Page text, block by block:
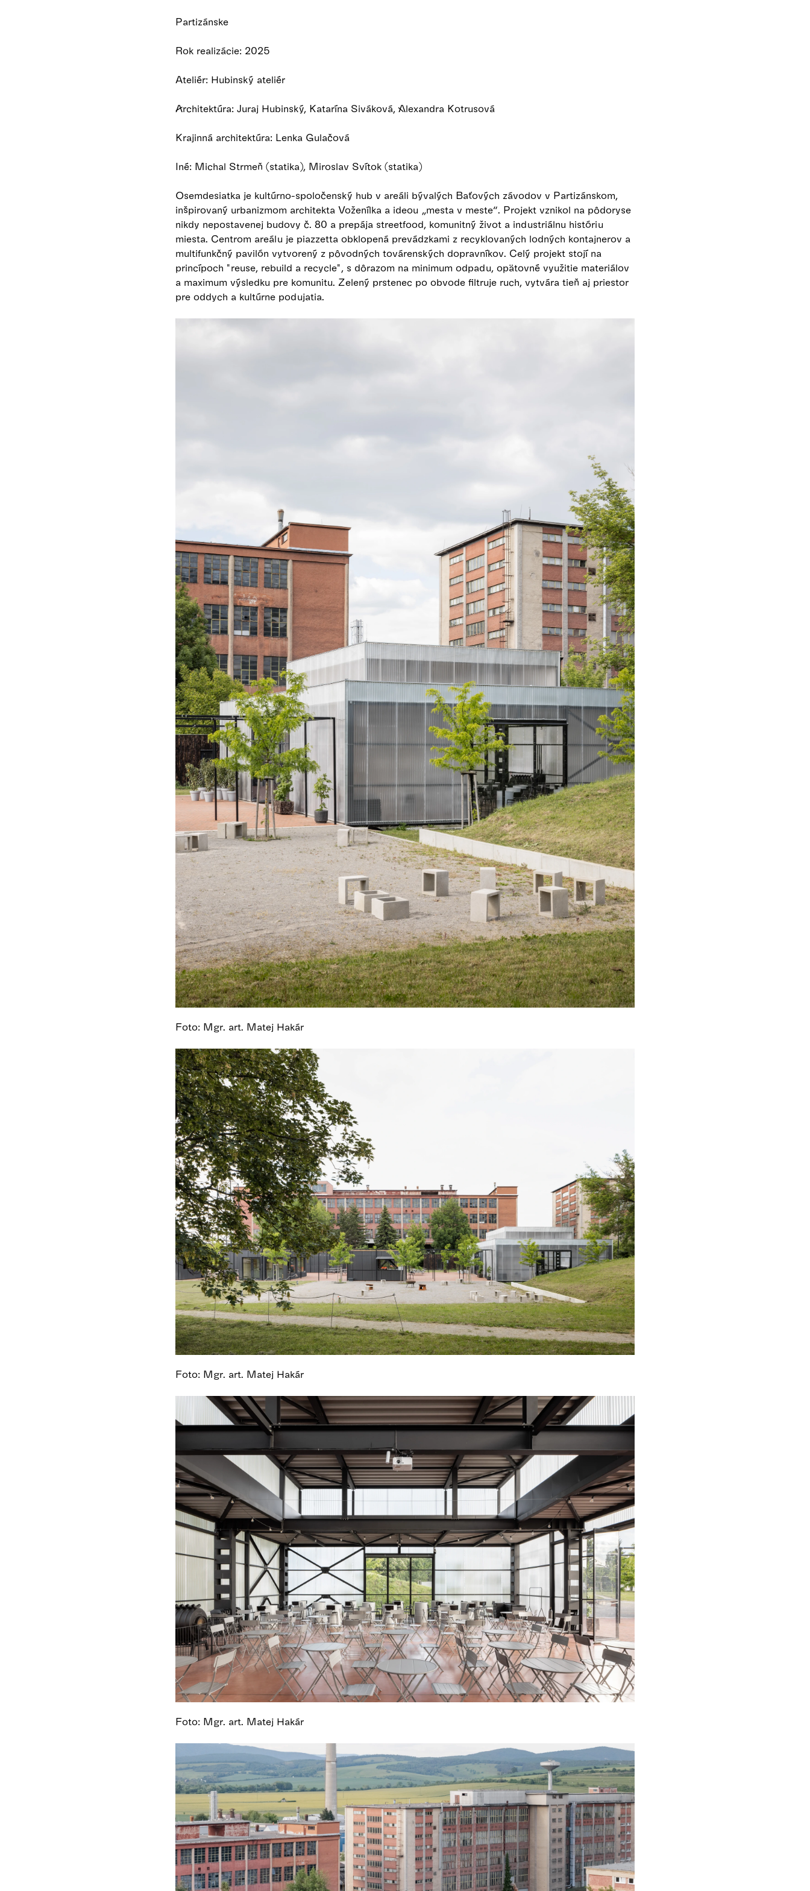
Partizánske
Rok realizácie: 2025
Ateliér: Hubinský ateliér
Architektúra: Juraj Hubinský, Katarína Siváková, Alexandra Kotrusová
Krajinná architektúra: Lenka Gulačová
Iné: Michal Strmeň (statika), Miroslav Svítok (statika)
Osemdesiatka je kultúrno-spoločenský hub v areáli bývalých Baťových závodov v Partizánskom,
inšpirovaný urbanizmom architekta Voženílka a ideou „mesta v meste“. Projekt vznikol na pôdoryse
nikdy nepostavenej budovy č. 80 a prepája streetfood, komunitný život a industriálnu históriu
miesta. Centrom areálu je piazzetta obklopená prevádzkami z recyklovaných lodných kontajnerov a
multifunkčný pavilón vytvorený z pôvodných továrenských dopravníkov. Celý projekt stojí na
princípoch "reuse, rebuild a recycle", s dôrazom na minimum odpadu, opätovné využitie materiálov
a maximum výsledku pre komunitu. Zelený prstenec po obvode filtruje ruch, vytvára tieň aj priestor
pre oddych a kultúrne podujatia.
Foto: Mgr. art. Matej Hakár
Foto: Mgr. art. Matej Hakár
Foto: Mgr. art. Matej Hakár